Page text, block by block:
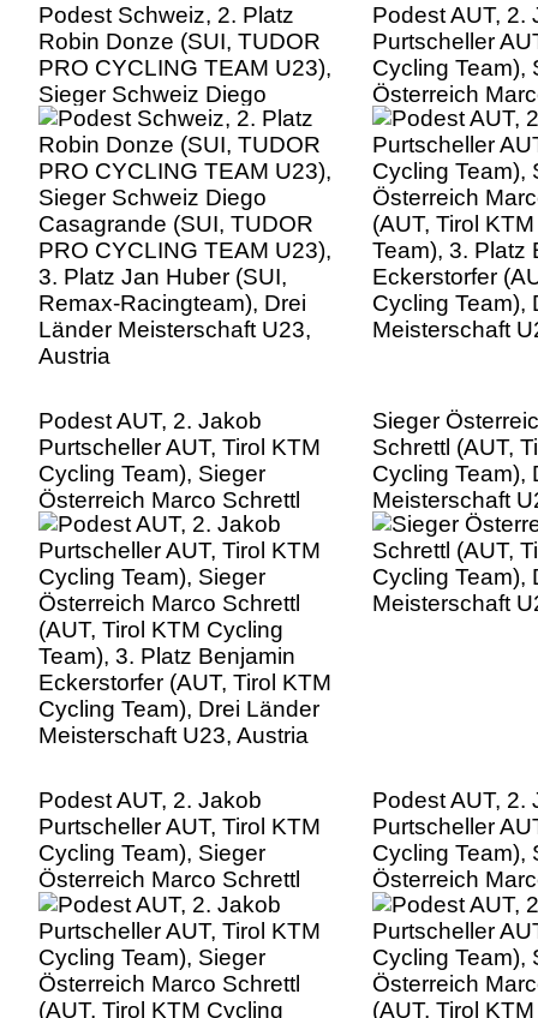
Podest Schweiz, 2. Platz
Robin Donze (SUI, TUDOR
PRO CYCLING TEAM U23),
Sieger Schweiz Diego
Casagrande (SUI, TUDOR
PRO CYCLING TEAM U23),
3. Platz Jan Huber (SUI,
Remax-Racingteam), Drei
Länder Meisterschaft U23,
Austria
Podest AUT, 2.
Purtscheller
Cycling Team),
Österreich
(AUT, Tirol
Team), 3. Platz
Eckerstorfer
Cycling Team),
Meisterschaft
Podest AUT, 2. Jakob
Purtscheller AUT, Tirol KTM
Cycling Team), Sieger
Österreich Marco Schrettl
(AUT, Tirol KTM Cycling
Team), 3. Platz Benjamin
Eckerstorfer (AUT, Tirol KTM
Cycling Team), Drei Länder
Meisterschaft U23, Austria
Sieger
Schrettl (AUT,
Cycling Team),
Meisterschaft
Podest AUT, 2. Jakob
Purtscheller AUT, Tirol KTM
Cycling Team), Sieger
Österreich Marco Schrettl
(AUT, Tirol KTM Cycling
Team), 3. Platz Benjamin
Eckerstorfer (AUT, Tirol KTM
Cycling Team), Drei Länder
Meisterschaft U23, Austria
Podest AUT, 2.
Purtscheller
Cycling Team),
Österreich
(AUT, Tirol
Team), 3. Platz
Eckerstorfer
Cycling Team),
Meisterschaft